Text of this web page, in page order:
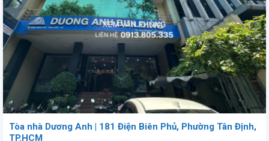
Tòa nhà Dương Anh | 181 Điện Biên Phủ, Phường Tân Định,
TP.HCM